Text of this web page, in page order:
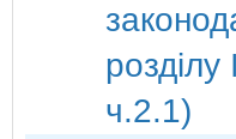
розділу
ч.2.1)